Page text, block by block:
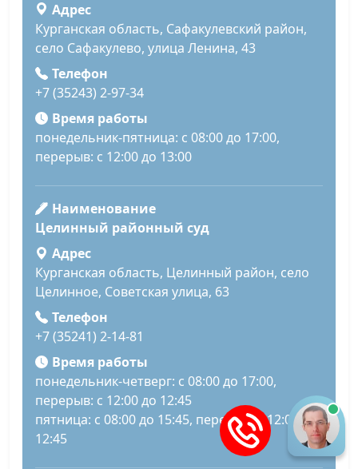
Адрес
Курганская область, Сафакулевский район,
село Сафакулево, улица Ленина, 43
Телефон
+7 (35243) 2-97-34
Время работы
понедельник-пятница: с 08:00 до 17:00,
перерыв: с 12:00 до 13:00
Наименование
Целинный районный суд
Адрес
Курганская область, Целинный район, село
Целинное, Советская улица, 63
Телефон
+7 (35241) 2-14-81
Время работы
понедельник-четверг: с 08:00 до 17:00,
перерыв: с 12:00 до 12:45
пятница: с 08:00 до 15:45, перерыв: с 12:00 до
12:45